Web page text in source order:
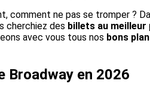
comment ne pas se tromper ?
cherchiez des billets au meilleur
avec vous tous nos bons
Broadway en 2026